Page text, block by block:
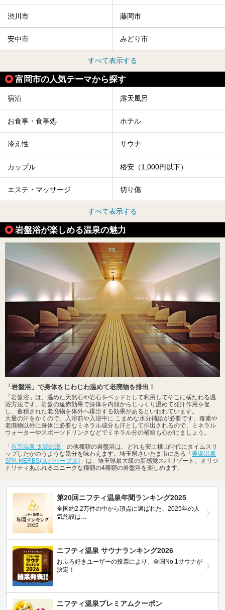
渋川市 藤岡市
安中市 みどり市
すべて表示する
富岡市の人気テーマから探す
宿泊 露天風呂
お食事・食事処 ホテル
冷え性 サウナ
カップル 格安（1,000円以下）
エステ・マッサージ 切り傷
すべて表示する
岩盤浴が楽しめる温泉の魅力
「岩盤浴」で身体をじわじわ温めて老廃物を排出！
「岩盤浴」は、温めた天然石や岩石をベッドとして利用してそこに横たわる温
浴方法です。岩盤の遠赤効果で身体を内側からじっくり温めて発汗作用を促
し、蓄積された老廃物を体外へ排出する効果があるといわれています。
大量の汗をかくので、入浴前や入浴中に こまめな水分補給が必要です。毒素や
老廃物以外に身体に必要なミネラル成分も汗として排出されるので、ミネラル
ウォーターやスポーツドリンクなどでミネラル分の補給も心がけましょう。
「 有馬温泉 太閤の湯 」の他種類の岩盤浴は、どれも安土桃山時代にタイムスリ
ップしたかのうような気分を味わえます。埼玉県さいたま市にある「 美楽温泉
SPA-HERBS(スパハーブス) 」は、埼玉県最大級の新感覚スパリゾート。オリジ
ナリティあふれるユニークな種類の4種類の岩盤浴を楽しめます。
第20回ニフティ温泉年間ランキング2025
全国約2.2万件の中から頂点に選ばれた、2025年の人
気施設は…
ニフティ温泉 サウナランキング2026
おふろ好きユーザーの投票により、全国No.1サウナが
決定！
ニフティ温泉プレミアムクーポン